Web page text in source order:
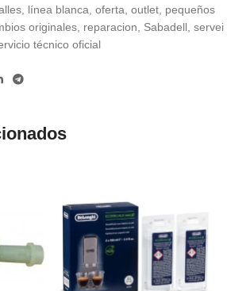
línea blanca oferta outlet pequeños
originales reparacion Sabadell servei
técnico oficial